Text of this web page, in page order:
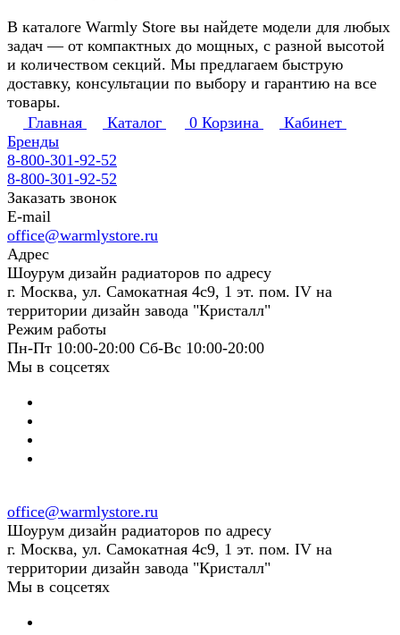
В каталоге Warmly Store вы найдете модели для любых
задач — от компактных до мощных, с разной высотой
и количеством секций. Мы предлагаем быструю
доставку, консультации по выбору и гарантию на все
товары.
Главная
Каталог 0 Корзина
Кабинет
Бренды
8-800-301-92-52
8-800-301-92-52
Заказать звонок
E-mail
office@warmlystore.ru
Адрес
Шоурум дизайн радиаторов по адресу
г. Москва, ул. Самокатная 4с9, 1 эт. пом. IV на
территории дизайн завода "Кристалл"
Режим работы
Пн-Пт 10:00-20:00 Сб-Вс 10:00-20:00
Мы в соцсетях
office@warmlystore.ru
Шоурум дизайн радиаторов по адресу
г. Москва, ул. Самокатная 4с9, 1 эт. пом. IV на
территории дизайн завода "Кристалл"
Мы в соцсетях